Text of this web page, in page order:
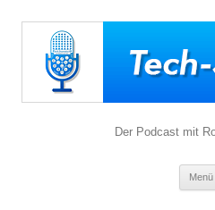
Der Podcast mit
Menü